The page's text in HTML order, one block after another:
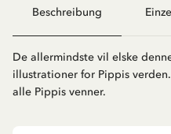
Beschreibung
De allermindste vil elske
illustrationer for Pippis
alle Pippis venner.